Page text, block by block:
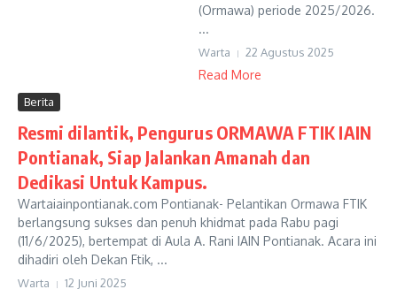
(Ormawa) periode 2025/2026.
...
Warta 22 Agustus 2025
Read More
Berita
Resmi dilantik, Pengurus ORMAWA FTIK IAIN
Pontianak, Siap Jalankan Amanah dan
Dedikasi Untuk Kampus.
Wartaiainpontianak.com Pontianak- Pelantikan Ormawa FTIK
berlangsung sukses dan penuh khidmat pada Rabu pagi
(11/6/2025), bertempat di Aula A. Rani IAIN Pontianak. Acara ini
dihadiri oleh Dekan Ftik, ...
Warta 12 Juni 2025